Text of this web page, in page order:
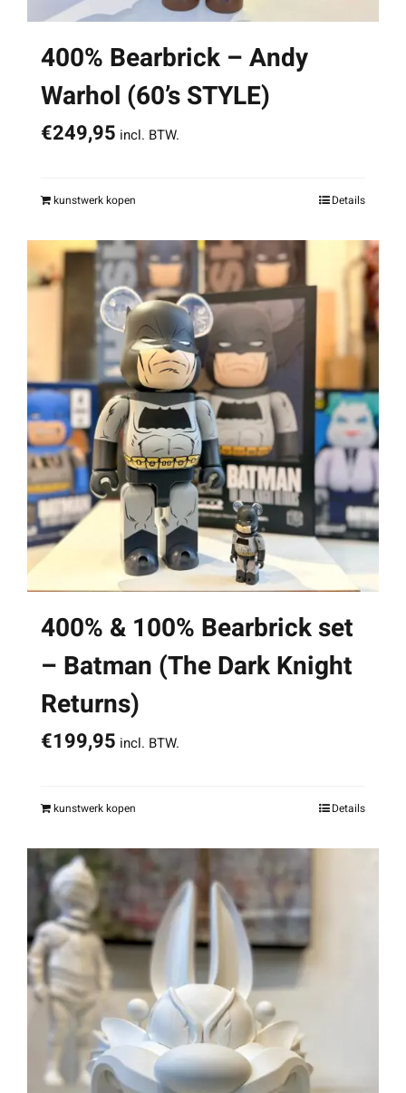
400% Bearbrick – Andy
Warhol (60’s STYLE)
€249,95 incl. BTW.
kunstwerk kopen Details
400% & 100% Bearbrick set
– Batman (The Dark Knight
Returns)
€199,95 incl. BTW.
kunstwerk kopen Details